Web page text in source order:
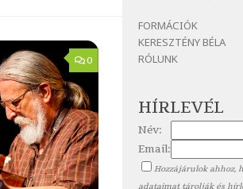
0
FORMÁCIÓK
KERESZTÉNY BÉLA
RÓLUNK
HÍRLEVÉL
Név:
Email:
Hozzájárulok ahhoz,
adataimat tárolják és